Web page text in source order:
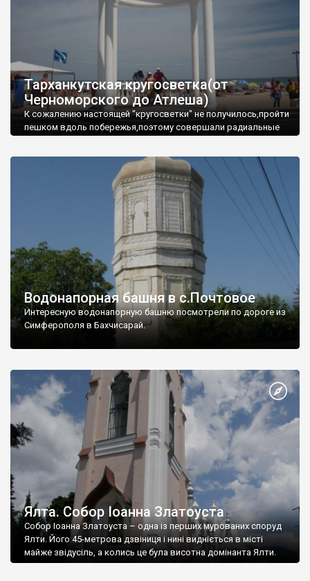
Тарханкутская кругосветка(от
Черноморского до Атлеша)
К сожалению настоящей "кругосветки" не получилось,пройти
пешком вдоль побережья,поэтому совершали радиальные
Водонапорная башня в с.Почтовое
Интересную водонапорную башню посмотрели по дороге из
Симферополя в Бахчисарай.
Ялта. Собор Іоанна Златоуста
Собор Іоанна Златоуста – одна із перших мурованих споруд
Ялти. Його 45-метрова дзвіниця і нині видніється в місті
майже звідусіль, а колись це була висотна домінанта Ялти.